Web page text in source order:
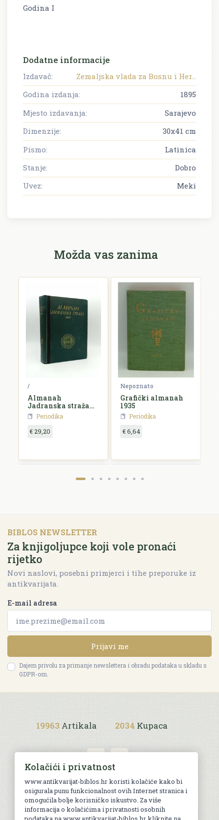
Godina I
Dodatne informacije
Izdavač:
Zemaljska vlada za Bosnu i Her...
Godina izdanja:
1895
Mjesto izdavanja:
Sarajevo
Dimenzije:
30x41 cm
Pismo:
Latinica
Stanje:
Dobro
Uvez:
Meki
Možda vas zanima
/
Almanah
Jadranska straža
za 1927. godinu
Periodika
€ 29,20
Nepoznato
Grafički almanah
1935
Periodika
€ 6,64
BIBLOS NEWSLETTER
Za knjigoljupce koji vole pronaći
rijetko
Novi naslovi, posebni primjerci i tihe preporuke iz
antikvarijata.
E-mail adresa
Prijavi me
Dajem privolu za primanje newslettera i obradu podataka u skladu s
GDPR-om.
19963 Artikala 2034 Kupaca
Uvjeti kupnje
Kolačići i privatnost
www.antikvarijat-biblos.hr koristi kolačiće kako bi
osigurala punu funkcionalnost ovih Internet stranica i
omogućila bolje korisničko iskustvo. Za više
informacija o kolačićima i privatnosti osobnih